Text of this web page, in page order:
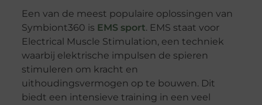
Een van de meest populaire oplossingen van
Symbiont360 is EMS sport. EMS staat voor
Electrical Muscle Stimulation, een techniek
waarbij elektrische impulsen de spieren
stimuleren om kracht en
uithoudingsvermogen op te bouwen. Dit
biedt een intensieve training in een veel